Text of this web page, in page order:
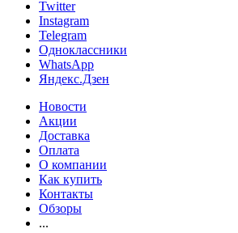
Twitter
Instagram
Telegram
Одноклассники
WhatsApp
Яндекс.Дзен
Новости
Акции
Доставка
Оплата
О компании
Как купить
Контакты
Обзоры
...